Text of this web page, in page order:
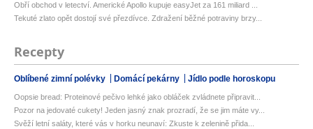
Obří obchod v letectví. Americké Apollo kupuje easyJet za 161 miliard ...
Tekuté zlato opět dostojí své přezdívce. Zdražení běžné potraviny brzy...
Recepty
Oblíbené zimní polévky Domácí pekárny Jídlo podle horoskopu
Oopsie bread: Proteinové pečivo lehké jako obláček zvládnete připravit...
Pozor na jedovaté cukety! Jeden jasný znak prozradí, že se jim máte vy...
Svěží letní saláty, které vás v horku neunaví: Zkuste k zelenině přida...